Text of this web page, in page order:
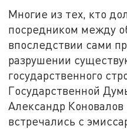
Многие из тех, кто
посредником между
впоследствии сами
разрушении
государственного
Государственной
Александр
встречались с